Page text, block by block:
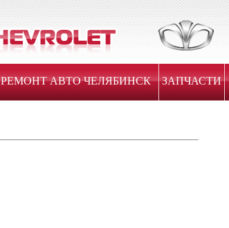
РЕМОНТ АВТО ЧЕЛЯБИНСК ЗАПЧАСТИ